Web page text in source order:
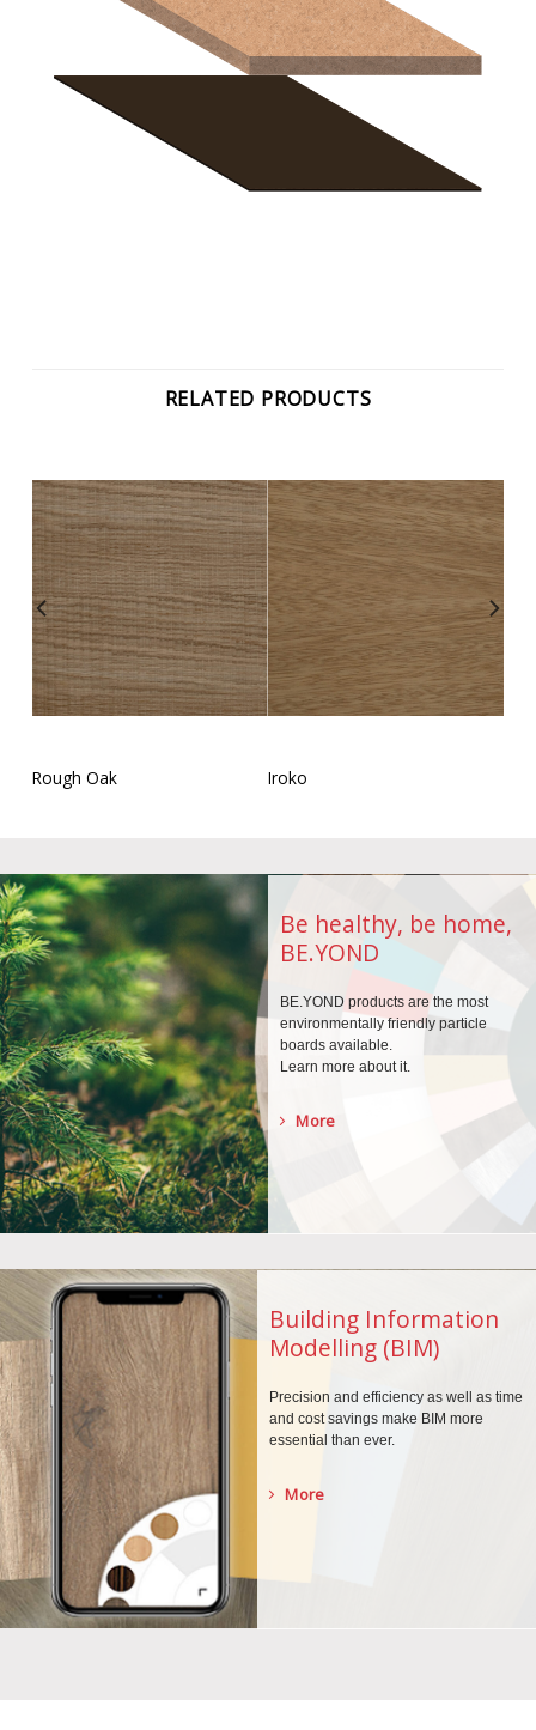
RELATED PRODUCTS
Rough Oak Iroko
Be healthy, be home,
BE.YOND
BE.YOND products are the most
environmentally friendly particle
boards available.
Learn more about it.
More
Building Information
Modelling (BIM)
Precision and efficiency as well as time
and cost savings make BIM more
essential than ever.
More